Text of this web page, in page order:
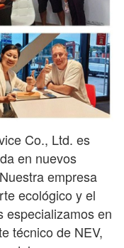
Co., Ltd. es
en nuevos
empresa
ecológico y el
especializamos en
técnico de NEV,